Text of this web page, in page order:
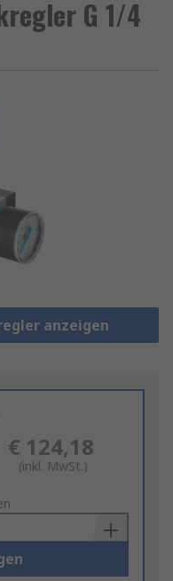
G 1/4
anzeigen
€ 124,18
(inkl. MwSt.)